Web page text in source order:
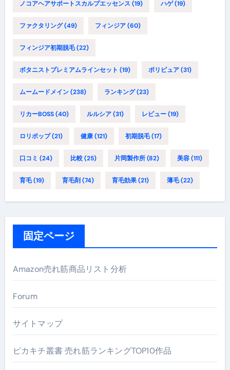
ノコアヘアサポートスカルプエッセンス (19) ハゲ(19)
ファクタリング(49) フィンジア(60)
フィンジア初期脱毛(22)
ボタニストプレミアムラインセット (19) ポリピュア(31)
ムームードメイン(238) ランキング(23)
リカーBOSS(40) ルルシア(31) レビュー(19)
ロリポップ(21) 健康(121) 初期脱毛(17)
口コミ (24) 比較(25) 片岡製作所(82) 美容(111)
育毛(19) 育毛剤 (74) 育毛効果(21) 薄毛(22)
固定ページ
Amazon売れ筋商品リスト分析
Forum
サイトマップ
ピカキチ叢書 売れ筋ランキングTOP10作品